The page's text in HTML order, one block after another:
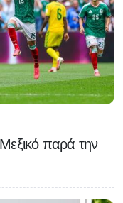
παρά την